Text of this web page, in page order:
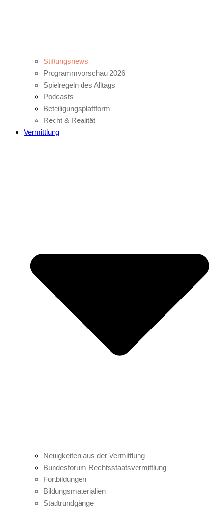
Stiftungsnews
Programmvorschau 2026
Spielregeln des Alltags
Podcasts
Beteiligungsplattform
Recht & Realität
Vermittlung
Neuigkeiten aus der Vermittlung
Bundesforum Rechtsstaatsvermittlung
Fortbildungen
Bildungsmaterialien
Stadtrundgänge